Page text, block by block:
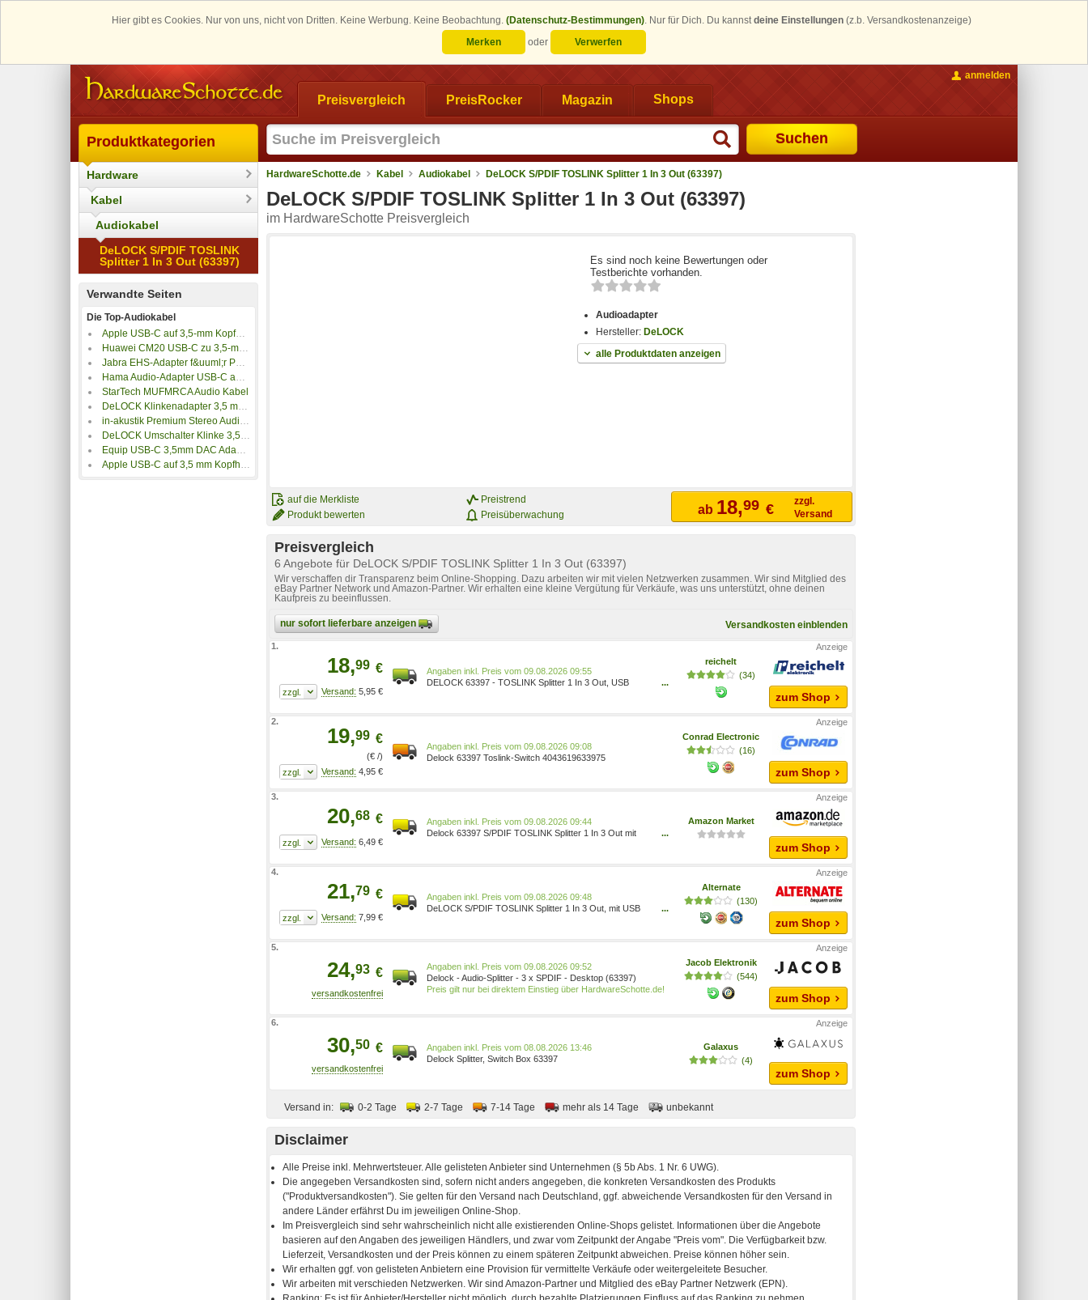
Hier gibt es Cookies. Nur von uns, nicht von Dritten. Keine Werbung. Keine Beobachtung. (Datenschutz-Bestimmungen). Nur für Dich. Du kannstdeine Einstellungen (z.b. Versandkostenanzeige)
Merken
oder Verwerfen
Preisvergleich PreisRocker Magazin Shops
Suchen
anmelden
Produktkategorien
Hardware
Kabel
Audiokabel
DeLOCK S/PDIF TOSLINK
Splitter 1 In 3 Out (63397)
Verwandte Seiten
Die Top-Audiokabel
Apple USB-C auf 3,5-mm Kopfhöreradapter
Huawei CM20 USB-C zu 3,5-mm Earphone Jack Adapter
Jabra EHS-Adapter f&uuml;r PRO 94XX/PRO 92X (3,5mm Klinke - RJ45) 14201-40
Hama Audio-Adapter USB-C auf 3,5mm Klinke
StarTech MUFMRCA Audio Kabel
DeLOCK Klinkenadapter 3,5 mm zu 6,35 mm
in-akustik Premium Stereo Audiokabel
DeLOCK Umschalter Klinke 3,5mm
Equip USB-C 3,5mm DAC Adapter
Apple USB-C auf 3,5 mm Kopfhöreranschluss Adapter
HardwareSchotte.de Kabel Audiokabel DeLOCK S/PDIF TOSLINK Splitter 1 In 3 Out (63397)
DeLOCK S/PDIF TOSLINK Splitter 1 In 3 Out (63397)
im HardwareSchotte Preisvergleich
Es sind noch keine Bewertungen oder
Testberichte vorhanden.
Audioadapter
Hersteller: DeLOCK
alle Produktdaten anzeigen
auf die Merkliste
Produkt bewerten
Preistrend
Preisüberwachung
ab 18,99 €
zzgl.
Versand
Preisvergleich
6 Angebote für DeLOCK S/PDIF TOSLINK Splitter 1 In 3 Out (63397)
Wir verschaffen dir Transparenz beim Online-Shopping. Dazu arbeiten wir mit vielen Netzwerken zusammen. Wir sind Mitglied des
eBay Partner Network und Amazon-Partner. Wir erhalten eine kleine Vergütung für Verkäufe, was uns unterstützt, ohne deinen
Kaufpreis zu beeinflussen.
nur sofort lieferbare anzeigen Versandkosten einblenden
1.
18,99 €
5,95 €
Preis vom 09.08.2026 09:55
DELOCK 63397 - TOSLINK Splitter 1 In 3 Out, USB
...
reichelt
(34)
zum Shop
2.
19,99 €
(€ /)
4,95 €
Preis vom 09.08.2026 09:08
Delock 63397 Toslink-Switch 4043619633975
Conrad Electronic
(16)
zum Shop
3.
20,68 €
6,49 €
Preis vom 09.08.2026 09:44
Delock 63397 S/PDIF TOSLINK Splitter 1 In 3 Out mit
...
Amazon Market
zum Shop
4.
21,79 €
7,99 €
Preis vom 09.08.2026 09:48
DeLOCK S/PDIF TOSLINK Splitter 1 In 3 Out, mit USB
...
Alternate
(130)
zum Shop
5.
24,93 €
Preis vom 09.08.2026 09:52
Delock - Audio-Splitter - 3 x SPDIF - Desktop (63397)
Preis gilt nur bei direktem Einstieg über HardwareSchotte.de!
Jacob Elektronik
(544)
zum Shop
6.
30,50 €
Preis vom 08.08.2026 13:46
Delock Splitter, Switch Box 63397
Galaxus
(4)
zum Shop
Versand in: 0-2 Tage 2-7 Tage 7-14 Tage mehr als 14 Tage unbekannt
Disclaimer